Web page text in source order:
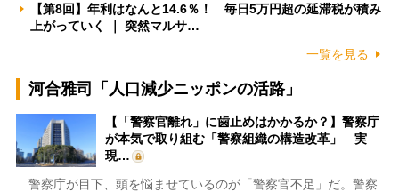
【第8回】年利はなんと14.6％！ 毎日5万円超の延滞税が積み
上がっていく ｜ 突然マルサ…
一覧を見る
河合雅司「人口減少ニッポンの活路」
【「警察官離れ」に歯止めはかかるか？】警察庁
が本気で取り組む「警察組織の構造改革」 実
現…
警察庁が目下、頭を悩ませているのが「警察官不足」だ。警察